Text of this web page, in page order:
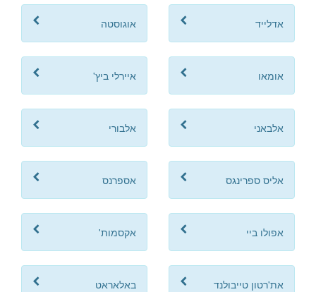
אדלייד אוגוסטה
אומאו איירלי ביץ'
אלבאני אלבורי
אליס ספרינגס אספרנס
אפולו ביי אקסמות'
את'רטון טייבולנד באלאראט